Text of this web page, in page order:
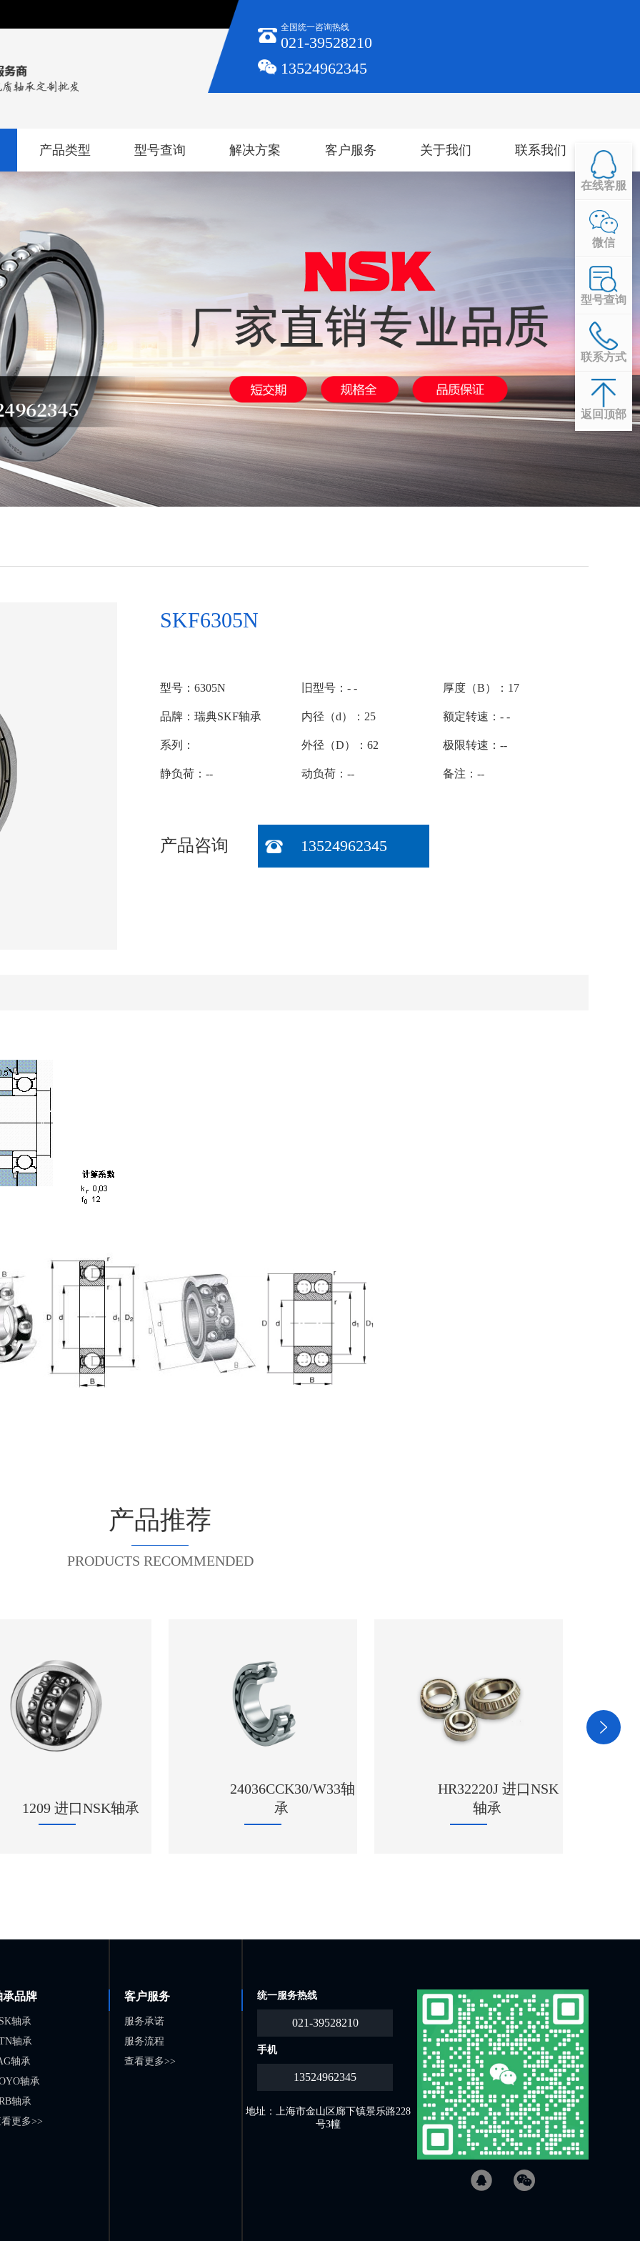
全国统一咨询热线
021-39528210
13524962345
产品类型 型号查询 解决方案 客户服务 关于我们 联系我们
SKF6305N
型号：6305N 旧型号：- - 厚度（B）：17
品牌：瑞典SKF轴承 内径（d）：25 额定转速：- -
系列： 外径（D）：62 极限转速：--
静负荷：-- 动负荷：-- 备注：--
产品咨询 13524962345
产品推荐
PRODUCTS RECOMMENDED
1209 进口NSK轴承
24036CCK30/W33轴
承
HR32220J 进口NSK
轴承
承品牌
轴承
轴承
轴承
轴承
轴承
更多>>
客户服务
服务承诺
服务流程
查看更多>>
统一服务热线
021-39528210
手机
13524962345
地址：上海市金山区廊下镇景乐路228
号3幢
在线客服
微信
型号查询
联系方式
返回顶部